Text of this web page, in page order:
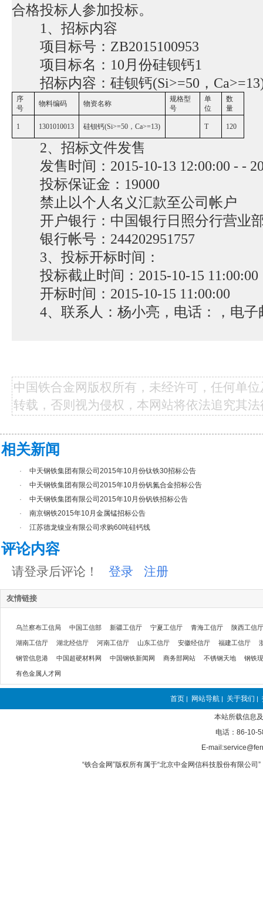
合格投标人参加投标。
1、招标内容
项目标号：ZB2015100953
项目标名：10月份硅钡钙1
招标内容：硅钡钙(Si>=50，
序
号
物料编码 物资名称
规格型
号
单
位
数
量
1 1301010013 硅钡钙(Si>=50，Ca>=13) T 120
2、招标文件发售
发售时间：2015-10-13 12:00:00 - -
投标保证金：19000
禁止以个人名义汇款至公司帐户
开户银行：中国银行日照分行营业
银行帐号：244202951757
3、投标开标时间：
投标截止时间：2015-10-15 11:00:00
开标时间：2015-10-15 11:00:00
4、联系人：杨小亮，电话：，电子
中国铁合金网版权所有，未经许可，任何单
转载，否则视为侵权，本网站将依法追究其
相关新闻
·
中天钢铁集团有限公司2015年10月份钛铁30招标公告
·
中天钢铁集团有限公司2015年10月份钒氮合金招标公告
·
中天钢铁集团有限公司2015年10月份钒铁招标公告
·
南京钢铁2015年10月金属锰招标公告
·
江苏德龙镍业有限公司求购60吨硅钙线
评论内容
请登录后评论！ 登录 注册
友情链接
乌兰察布工信局 中国工信部 新疆工信厅 宁夏工信厅 青海工信厅 陕西工信厅
湖南工信厅 湖北经信厅 河南工信厅 山东工信厅 安徽经信厅 福建工信厅
钢管信息港 中国超硬材料网 中国钢铁新闻网 商务部网站 不锈钢天地 钢铁
有色金属人才网
首页 | 网站导航 | 关于我们 |
本站所载信息
电话：86-10-
E-
“铁合金网”版权所有属于“北京中金网信科技股份有限公司